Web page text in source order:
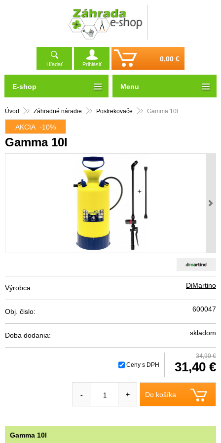
Hľadať Prihlásiť
0,00 €
Úvod Záhradné náradie Postrekovače Gamma 10l
AKCIA -10%
Gamma 10l
Výrobca: DiMartino
Obj. čislo: 600047
Doba dodania: skladom
Ceny s DPH
34,90 €
31,40 €
Do košíka
- +
Gamma 10l
E-shop Menu